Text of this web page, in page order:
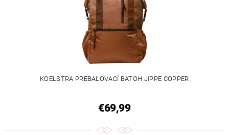
KOELSTRA PREBAĽOVACÍ BATOH JIPPE COPPER
€69,99